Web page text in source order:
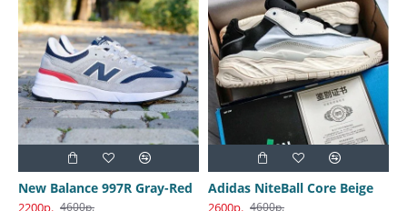
New Balance 997R Gray-Red
2200р. 4600р.
Adidas NiteBall Core Beige
2600р. 4600р.